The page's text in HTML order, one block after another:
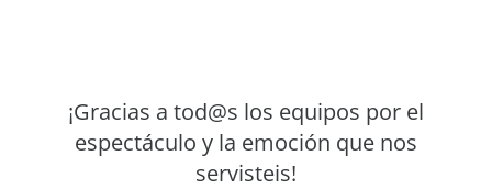
¡Gracias a tod@s los equipos por el
espectáculo y la emoción que nos
servisteis!